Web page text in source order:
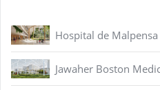
Hospital de Malpensa
Jawaher Boston